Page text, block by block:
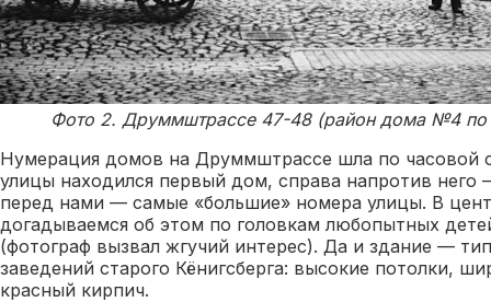
Фото 2. Друммштрассе 47-48 (район дома №4 по
Нумерация домов на Друммштрассе шла по часовой
улицы находился первый дом, справа напротив него
перед нами — самые «большие» номера улицы. В
догадываемся об этом по головкам любопытных
(фотограф вызвал жгучий интерес). Да и здание —
заведений старого Кёнигсберга: высокие потолки,
красный кирпич.